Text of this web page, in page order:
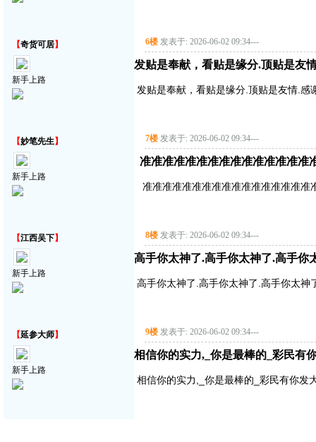
【奇货可居】
新手上路
6楼 发表于: 2026-06-02 09:34---
发贴是奉献，看贴是缘分.顶贴是友
发贴是奉献，看贴是缘分.顶贴是友情.感
【妙笔先生】
新手上路
7楼 发表于: 2026-06-02 09:34---
准准准准准准准准准准准准准准准
准准准准准准准准准准准准准准准准准
【江西吴下】
新手上路
8楼 发表于: 2026-06-02 09:34---
高手你太神了.高手你太神了.高手你
高手你太神了.高手你太神了.高手你太神
【延参大师】
新手上路
9楼 发表于: 2026-06-02 09:34---
相信你的实力,_你是最棒的_彩民有
相信你的实力,_你是最棒的_彩民有你发